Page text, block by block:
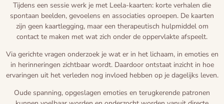
Tijdens een sessie werk je met Leela-kaarten: korte verhalen die
spontaan beelden, gevoelens en associaties oproepen. De kaarten
zijn geen kaartlegging, maar een therapeutisch hulpmiddel om
contact te maken met wat zich onder de oppervlakte afspeelt.
Via gerichte vragen onderzoek je wat er in het lichaam, in emoties en
in herinneringen zichtbaar wordt. Daardoor ontstaat inzicht in hoe
ervaringen uit het verleden nog invloed hebben op je dagelijks leven.
Oude spanning, opgeslagen emoties en terugkerende patronen